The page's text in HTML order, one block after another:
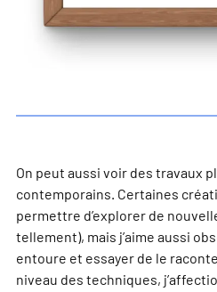
On peut aussi voir des travaux
contemporains. Certaines
permettre d’explorer de
tellement), mais j’aime aussi
entoure et essayer de le
niveau des techniques,